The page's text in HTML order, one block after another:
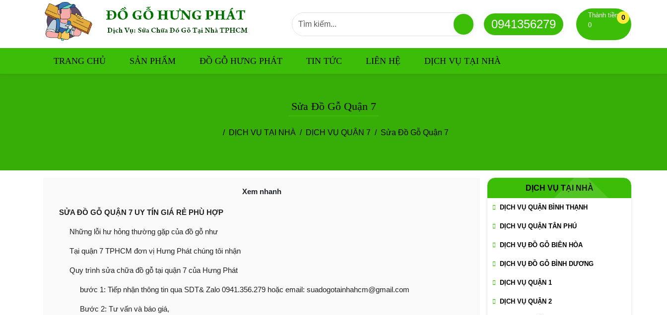
0941356279
Thành tiền
0
0
TRANG CHỦ SẢN PHẨM ĐỒ GỖ HƯNG PHÁT TIN TỨC LIÊN HỆ DỊCH VỤ TẠI NHÀ
Sửa Đồ Gỗ Quận 7
DỊCH VỤ TẠI NHÀ DỊCH VỤ QUẬN 7 Sửa Đồ Gỗ Quận 7
Xem nhanh
SỬA ĐỒ GỖ QUẬN 7 UY TÍN GIÁ RẺ PHÙ HỢP
Những lỗi hư hỏng thường gặp của đồ gỗ như
Tại quận 7 TPHCM đơn vị Hưng Phát chúng tôi nhận
Quy trình sửa chữa đồ gỗ tại quận 7 của Hưng Phát
bước 1: Tiếp nhận thông tin qua SDT& Zalo 0941.356.279 hoặc email: suadogotainhahcm@gmail.com
Bước 2: Tư vấn và báo giá,
DỊCH VỤ TẠI NHÀ
DỊCH VỤ QUẬN BÌNH THẠNH
DỊCH VỤ QUẬN TÂN PHÚ
DỊCH VỤ ĐỒ GỖ BIÊN HÒA
DỊCH VỤ ĐỒ GỖ BÌNH DƯƠNG
DỊCH VỤ QUẬN 1
DỊCH VỤ QUẬN 2